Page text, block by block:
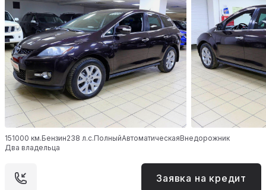
151000 км.Бензин238 л.с.ПолныйАвтоматическаяВнедорожник
Два владельца
Заявка на кредит